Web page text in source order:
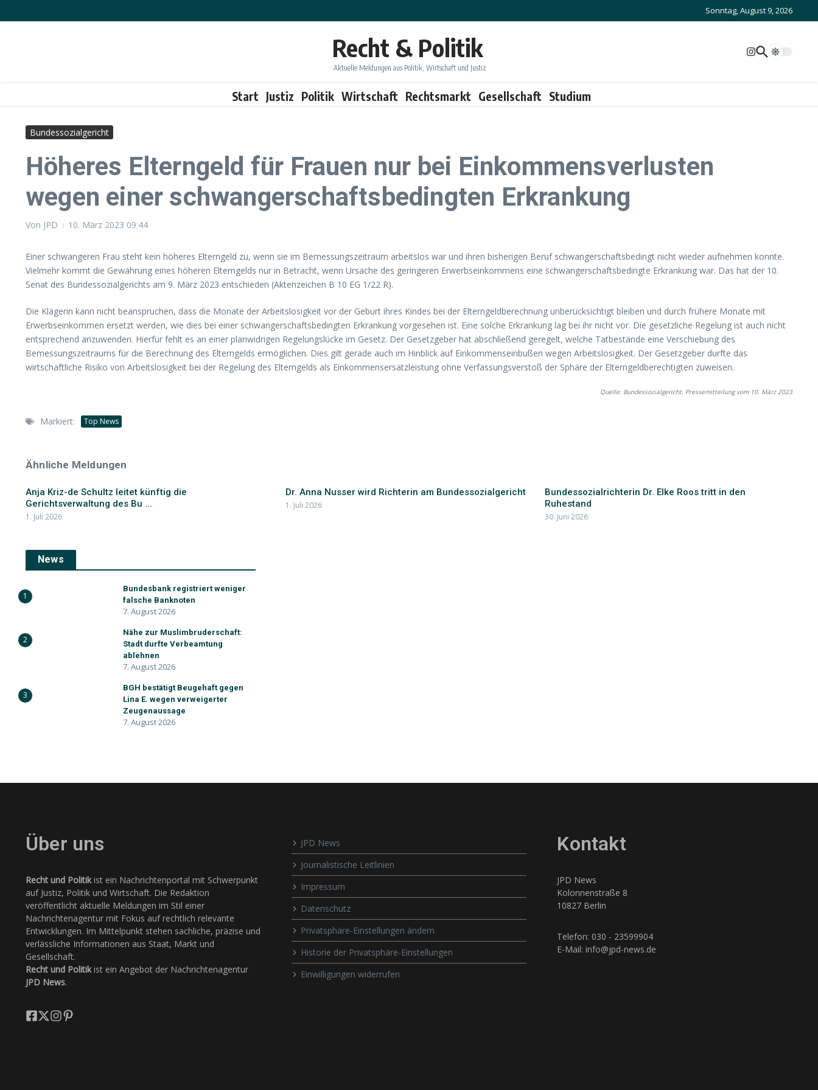
Sonntag, August 9, 2026
Recht & Politik
Aktuelle Meldungen aus Politik, Wirtschaft und Justiz
Start Justiz Politik Wirtschaft Rechtsmarkt Gesellschaft Studium
Bundessozialgericht
Höheres Elterngeld für Frauen nur bei Einkommensverlusten
wegen einer schwangerschaftsbedingten Erkrankung
Von JPD 10. März 2023 09:44
Einer schwangeren Frau steht kein höheres Elterngeld zu, wenn sie im Bemessungszeitraum arbeitslos war und ihren bisherigen Beruf schwangerschaftsbedingt nicht wieder aufnehmen konnte.
Vielmehr kommt die Gewährung eines höheren Elterngelds nur in Betracht, wenn Ursache des geringeren Erwerbseinkommens eine schwangerschaftsbedingte Erkrankung war. Das hat der 10.
Senat des Bundessozialgerichts am 9. März 2023 entschieden (Aktenzeichen B 10 EG 1/22 R).
Die Klägerin kann nicht beanspruchen, dass die Monate der Arbeitslosigkeit vor der Geburt ihres Kindes bei der Elterngeldberechnung unberücksichtigt bleiben und durch frühere Monate mit
Erwerbseinkommen ersetzt werden, wie dies bei einer schwangerschaftsbedingten Erkrankung vorgesehen ist. Eine solche Erkrankung lag bei ihr nicht vor. Die gesetzliche Regelung ist auch nicht
entsprechend anzuwenden. Hierfür fehlt es an einer planwidrigen Regelungslücke im Gesetz. Der Gesetzgeber hat abschließend geregelt, welche Tatbestände eine Verschiebung des
Bemessungszeitraums für die Berechnung des Elterngelds ermöglichen. Dies gilt gerade auch im Hinblick auf Einkommenseinbußen wegen Arbeitslosigkeit. Der Gesetzgeber durfte das
wirtschaftliche Risiko von Arbeitslosigkeit bei der Regelung des Elterngelds als Einkommensersatzleistung ohne Verfassungsverstoß der Sphäre der Elterngeldberechtigten zuweisen.
Quelle: Bundessozialgericht, Pressemitteilung vom 10. März 2023
Markiert: Top News
Ähnliche Meldungen
Anja Kriz-de Schultz leitet künftig die
Gerichtsverwaltung des Bu ...
1. Juli 2026
Dr. Anna Nusser wird Richterin am Bundessozialgericht
1. Juli 2026
Bundessozialrichterin Dr. Elke Roos tritt in den
Ruhestand
30. Juni 2026
News
1
Bundesbank registriert weniger
falsche Banknoten
7. August 2026
2
Nähe zur Muslimbruderschaft:
Stadt durfte Verbeamtung
ablehnen
7. August 2026
3
BGH bestätigt Beugehaft gegen
Lina E. wegen verweigerter
Zeugenaussage
7. August 2026
Über uns
Recht und Politikist ein Nachrichtenportal mit Schwerpunkt
auf Justiz, Politik und Wirtschaft. Die Redaktion
veröffentlicht aktuelle Meldungen im Stil einer
Nachrichtenagentur mit Fokus auf rechtlich relevante
Entwicklungen. Im Mittelpunkt stehen sachliche, präzise und
verlässliche Informationen aus Staat, Markt und
Gesellschaft.
Recht und Politikist ein Angebot der Nachrichtenagentur
JPD News.
JPD News
Journalistische Leitlinien
Impressum
Datenschutz
Privatsphäre-Einstellungen ändern
Historie der Privatsphäre-Einstellungen
Einwilligungen widerrufen
Kontakt
JPD News
Kolonnenstraße 8
10827 Berlin
Telefon: 030 - 23599904
E-Mail: info@jpd-news.de